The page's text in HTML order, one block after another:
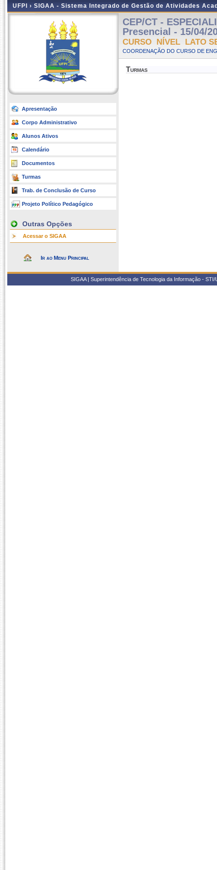
UFPI › SIGAA - Sistema Integrado de Gestão de Atividades
Apresentação
Corpo Administrativo
Alunos Ativos
Calendário
Documentos
Turmas
Trab. de Conclusão de Curso
Projeto Político Pedagógico
Outras Opções
Acessar o SIGAA
Ir ao Menu Principal
CEP/CT -
Presencial - 15/04/
CURSO NÍVEL LATO
COORDENAÇÃO DO CURSO DE
Turmas
SIGAA | Superintendência de Tecnologia da Informação -